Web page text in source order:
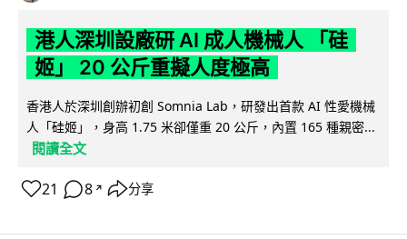
港人深圳設廠研 AI 成人機械人 「硅
姬」 20 公斤重擬人度極高
香港人於深圳創辦初創 Somnia Lab，研發出首款 AI 性愛機械
人「硅姬」，身高 1.75 米卻僅重 20 公斤，內置 165 種親密...
閱讀全文
21 8 ↗ 分享